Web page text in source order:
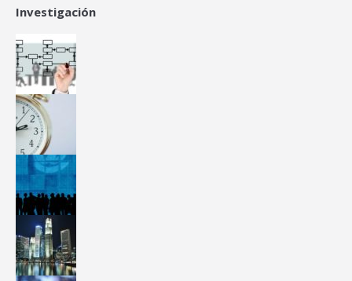
Investigación